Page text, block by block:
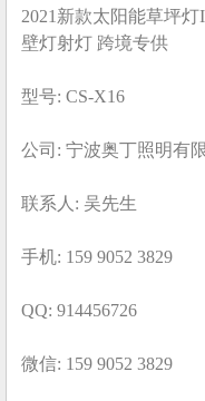
2021新款太阳能草坪
壁灯射灯 跨境专供
型号: CS-X16
公司: 宁波奥丁照明有
联系人: 吴先生
手机: 159 9052 3829
QQ: 914456726
微信: 159 9052 3829